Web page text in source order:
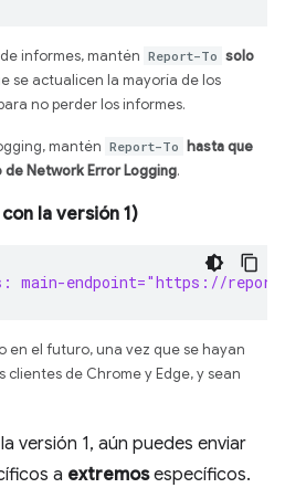
informes, mantén Report-To solo
se actualicen la mayoría de los
no perder los informes.
mantén Report-To hasta que
Network Error Logging.
la versión 1)
main-endpoint="https://
en el futuro, una vez que se hayan
de Chrome y Edge, y sean
versión 1, aún puedes enviar
a extremosespecíficos.